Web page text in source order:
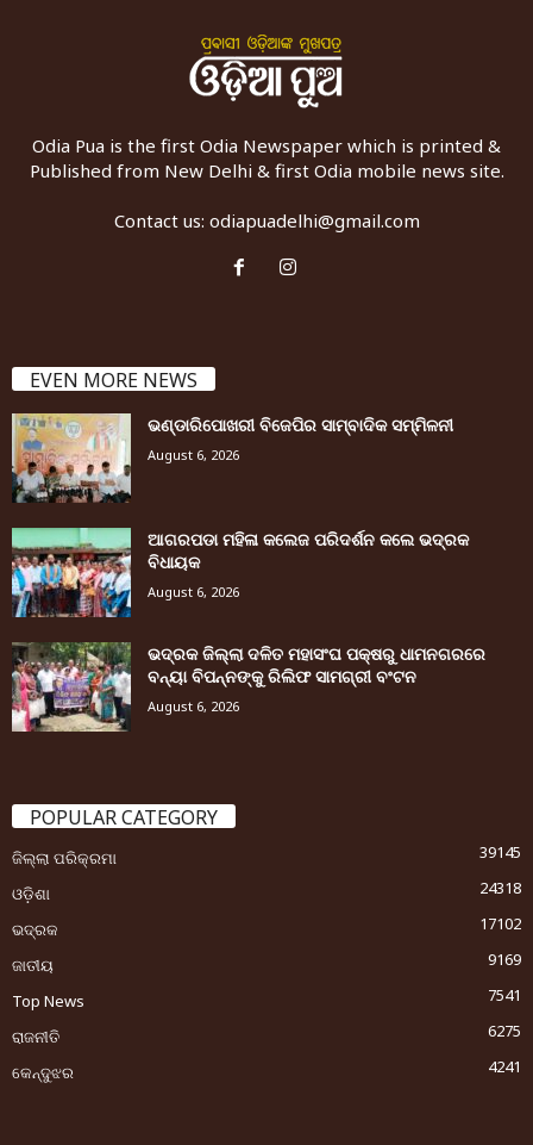
Odia Pua is the first Odia Newspaper which is printed &
Published from New Delhi & first Odia mobile news site.
Contact us: odiapuadelhi@gmail.com
EVEN MORE NEWS
ଭଣ୍ଡାରିପୋଖରୀ ବିଜେପିର ସାମ୍ବାଦିକ ସମ୍ମିଳନୀ
August 6, 2026
ଆଗରପଡା ମହିଳା କଲେଜ ପରିଦର୍ଶନ କଲେ ଭଦ୍ରକ
ବିଧାୟକ
August 6, 2026
ଭଦ୍ରକ ଜିଲ୍ଲା ଦଳିତ ମହାସଂଘ ପକ୍ଷରୁ ଧାମନଗରରେ
ବନ୍ୟା ବିପନ୍ନଙ୍କୁ ରିଲିଫ ସାମଗ୍ରୀ ବଂଟନ
August 6, 2026
POPULAR CATEGORY
ଜିଲ୍ଲା ପରିକ୍ରମା
39145
ଓଡ଼ିଶା
24318
ଭଦ୍ରକ
17102
ଜାତୀୟ
9169
Top News
7541
ରାଜନୀତି
6275
କେନ୍ଦୁଝର
4241